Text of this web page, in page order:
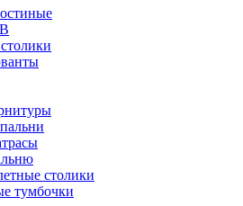
столики
тумбочки